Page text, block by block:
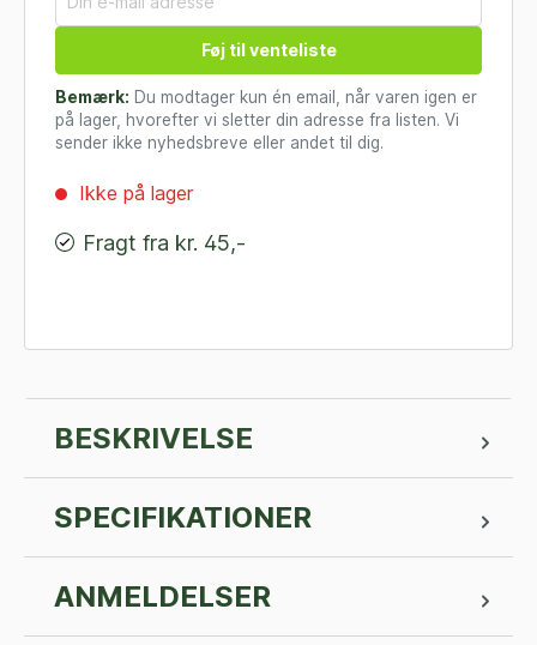
Føj til venteliste
Bemærk: Du modtager kun én email, når varen igen er
på lager, hvorefter vi sletter din adresse fra listen. Vi
sender ikke nyhedsbreve eller andet til dig.
Ikke på lager
Fragt fra kr. 45,-
BESKRIVELSE
SPECIFIKATIONER
ANMELDELSER